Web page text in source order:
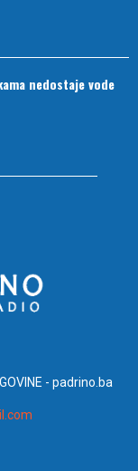
nedostaje vode
- padrino.ba